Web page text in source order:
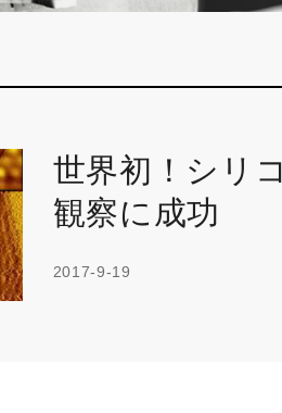
世界初！シリ
観察に成功
2017-9-19